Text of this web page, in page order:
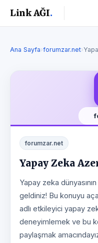
Link AĞI.
Ana Sayfa›forumzar.net›
forumzar.net
Yapay Zeka
Yapay zeka
geldiniz! Bu konuyu
adlı etkileyici yapay
deneyimlemek ve bu
paylaşmak